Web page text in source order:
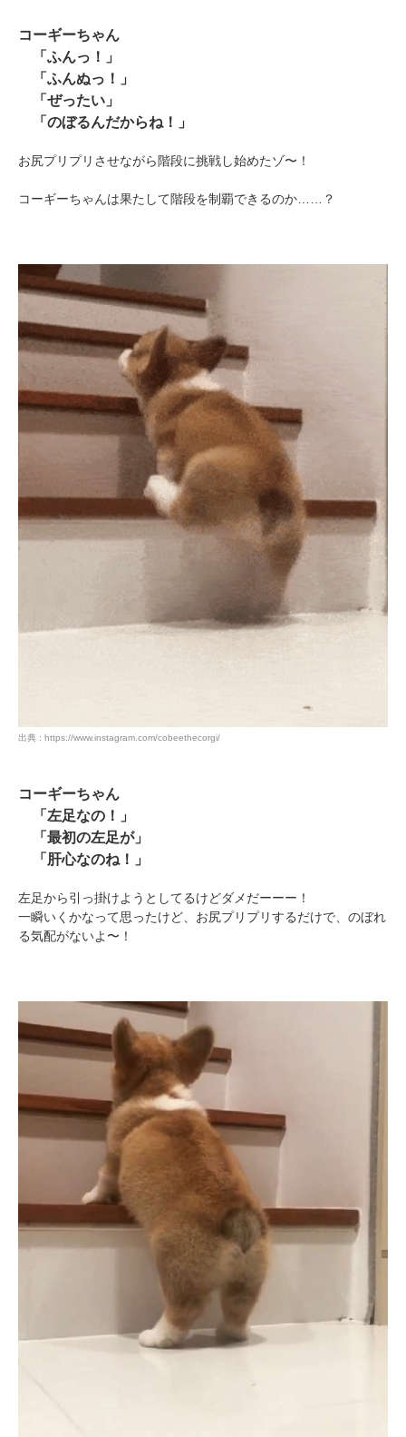
コーギーちゃん
「ふんっ！」
「ふんぬっ！」
「ぜったい」
「のぼるんだからね！」
お尻プリプリさせながら階段に挑戦し始めたゾ〜！
コーギーちゃんは果たして階段を制覇できるのか……？
出典 : https://www.instagram.com/cobeethecorgi/
コーギーちゃん
「左足なの！」
「最初の左足が」
「肝心なのね！」
左足から引っ掛けようとしてるけどダメだーーー！
一瞬いくかなって思ったけど、お尻プリプリするだけで、のぼれ
る気配がないよ〜！
いぬ部をフォロー
ねこ部をフォロー
PECOアプリをダウンロード済みの方
アプリをダウンロードする